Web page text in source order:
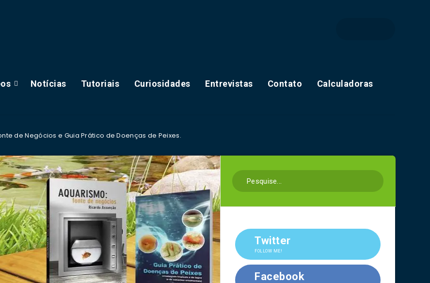
Notícias Tutoriais Curiosidades Entrevistas Contato Calculadoras
de Negócios e Guia Prático de Doenças de Peixes.
Twitter
FOLLOW ME!
Facebook